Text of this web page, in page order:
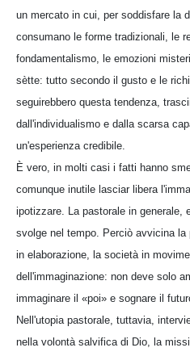
un mercato in cui, per soddisfare la
consumano le forme tradizionali, le
fondamentalismo, le emozioni
sètte: tutto secondo il gusto e le
seguirebbero questa tendenza,
dall'individualismo e dalla scarsa
un'esperienza credibile.
È vero, in molti casi i fatti hanno
comunque inutile lasciar libera
ipotizzare. La pastorale in generale,
svolge nel tempo. Perciò avvicina
in elaborazione, la società in
dell'immaginazione: non deve solo
immaginare il «poi» e sognare il
Nell'utopia pastorale, tuttavia,
nella volontà salvifica di Dio, la